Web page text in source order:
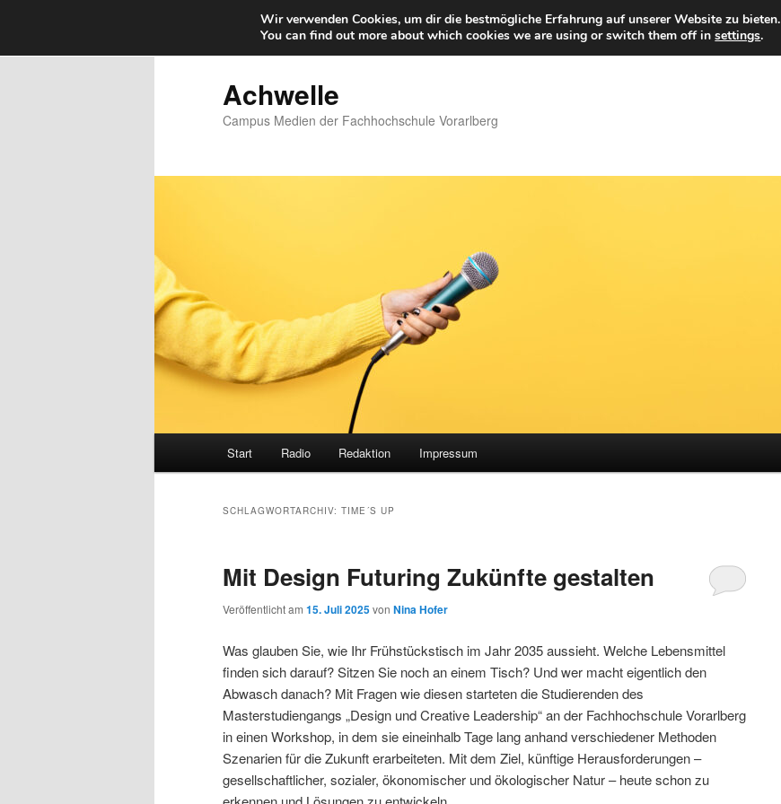
primären
sekundären
Achwelle
Campus Medien der Fachhochschule Vorarlberg
Start Radio Redaktion Impressum
SCHLAGWORTARCHIV: TIME´S UP
Mit Design Futuring Zukünfte gestalten
Veröffentlicht am 15. Juli 2025von Nina Hofer
Was glauben Sie, wie Ihr Frühstückstisch im Jahr 2035 aussieht. Welche Lebensmittel
finden sich darauf? Sitzen Sie noch an einem Tisch? Und wer macht eigentlich den
Abwasch danach? Mit Fragen wie diesen starteten die Studierenden des
Masterstudiengangs „Design und Creative Leadership“ an der Fachhochschule Vorarlberg
in einen Workshop, in dem sie eineinhalb Tage lang anhand verschiedener Methoden
Szenarien für die Zukunft erarbeiteten. Mit dem Ziel, künftige Herausforderungen –
gesellschaftlicher, sozialer, ökonomischer und ökologischer Natur – heute schon zu
Wir verwenden Cookies, um dir die bestmögliche Erfahrung auf unserer Website zu bieten.
You can find out more about which cookies we are using or switch them off insettings.